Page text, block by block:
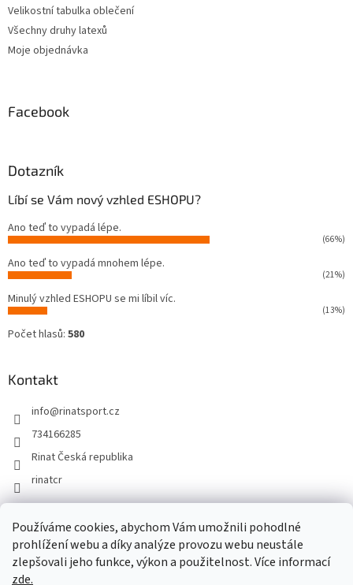
Používáme cookies, abychom Vám umožnili pohodlné
prohlížení webu a díky analýze provozu webu neustále
zlepšovali jeho funkce, výkon a použitelnost. Více informací
zde.
Velikostní tabulka oblečení
Všechny druhy latexů
Moje objednávka
Facebook
Dotazník
Líbí se Vám nový vzhled ESHOPU?
Ano teď to vypadá lépe.
(66%)
Ano teď to vypadá mnohem lépe.
(21%)
Minulý vzhled ESHOPU se mi líbil víc.
(13%)
Počet hlasů: 580
Kontakt
info@rinatsport.cz
734166285
Rinat Česká republika
rinatcr
Rinat Europe www.sport4outlet.cz